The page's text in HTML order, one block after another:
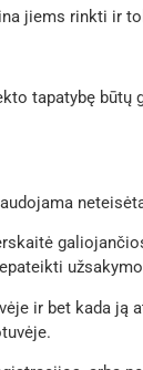
jiems rinkti ir
tapatybę
ir bet kada